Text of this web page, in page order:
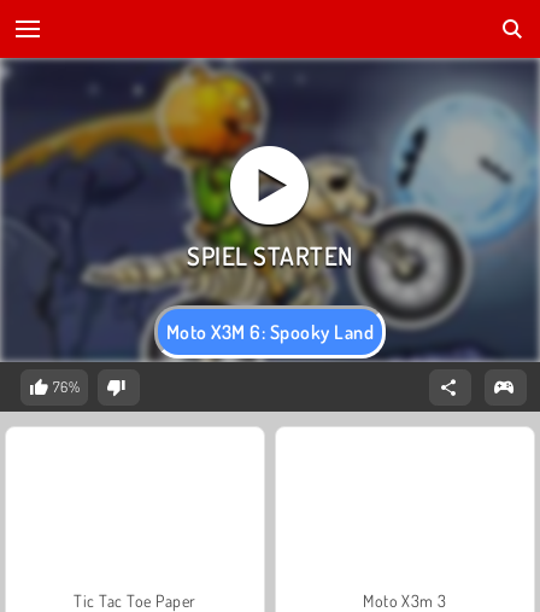
Moto X3M 6: Spooky Land
76%
Tic Tac Toe Paper Moto X3m 3